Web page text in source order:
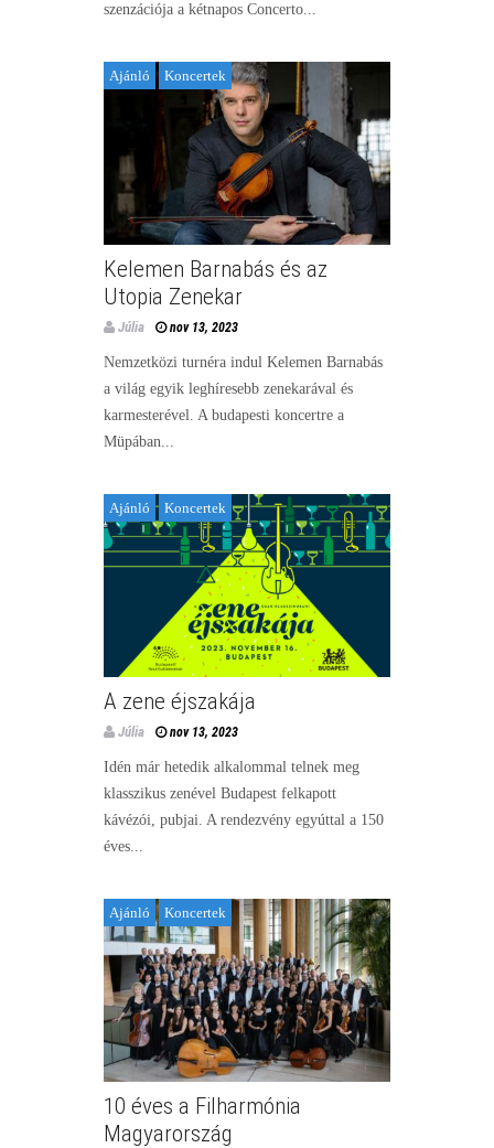
szenzációja a kétnapos Concerto...
Ajánló Koncertek
Kelemen Barnabás és az
Utopia Zenekar
Júlia nov 13, 2023
Nemzetközi turnéra indul Kelemen Barnabás
a világ egyik leghíresebb zenekarával és
karmesterével. A budapesti koncertre a
Müpában...
Ajánló Koncertek
A zene éjszakája
Júlia nov 13, 2023
Idén már hetedik alkalommal telnek meg
klasszikus zenével Budapest felkapott
kávézói, pubjai. A rendezvény egyúttal a 150
éves...
Ajánló Koncertek
10 éves a Filharmónia
Magyarország